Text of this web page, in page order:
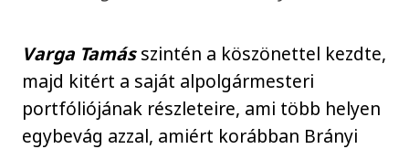
Varga Tamásszintén a köszönettel kezdte,
majd kitért a saját alpolgármesteri
portfóliójának részleteire, ami több helyen
egybevág azzal, amiért korábban Brányi